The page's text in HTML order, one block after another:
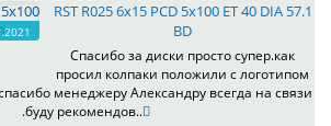
RST R025 6x15 PCD 5x100 ET 40 DIA 57.1
BD
Спасибо за диски просто супер.как
просил колпаки положили с логотипом
менеджеру Александру всегда на связи
.буду рекомендов..